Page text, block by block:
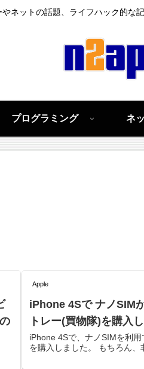
ネットの話題、ライフハック的な
プログラミング ネ
Apple
iPhone 4Sで ナノSIM
トレー(買物隊)を購入
iPhone 4Sで、ナノSIMを利用
を購入しました。